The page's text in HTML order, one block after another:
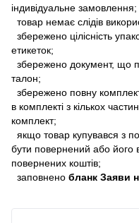
індивідуальне замовлення;
товар немає слідів
збережено цілісність
етикеток;
збережено документ, що
талон;
збережено повну
в комплекті з кількох
комплект;
якщо товар купувався з
бути повернений або його
повернених коштів;
заповнено бланк Заяви